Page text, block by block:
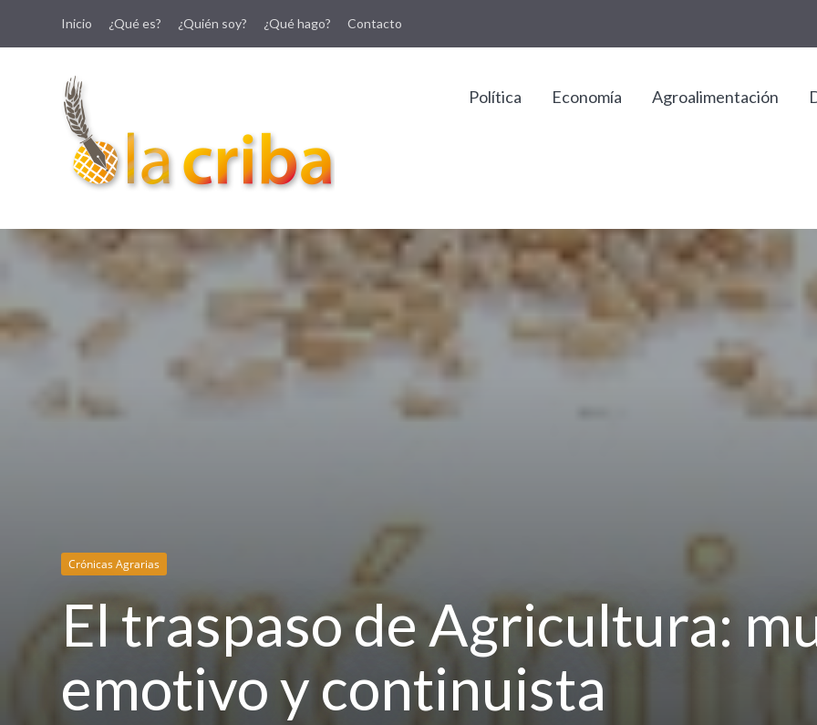
Inicio ¿Qué es? ¿Quién soy? ¿Qué hago? Contacto
blog agroalimentario
Política Economía Agroalimentación
Crónicas Agrarias
El traspaso de Agricultura:
emotivo y continuista